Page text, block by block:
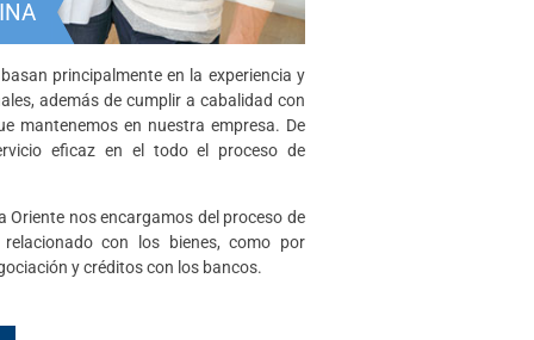
principalmente en la experiencia y
además de cumplir a cabalidad con
mantenemos en nuestra empresa. De
eficaz en el todo el proceso de
Oriente nos encargamos del proceso de
con los bienes, como por
y créditos con los bancos.